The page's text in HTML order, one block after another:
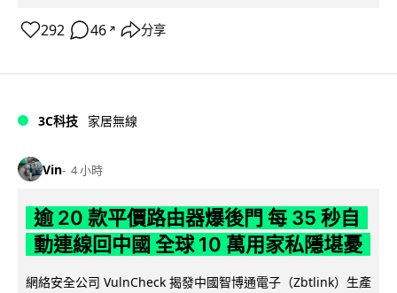
292 46 ↗ 分享
3C科技 家居無線
Vin 4 小時
逾 20 款平價路由器爆後門 每 35 秒自
動連線回中國 全球 10 萬用家私隱堪憂
網絡安全公司 VulnCheck 揭發中國智博通電子（Zbtlink）生產